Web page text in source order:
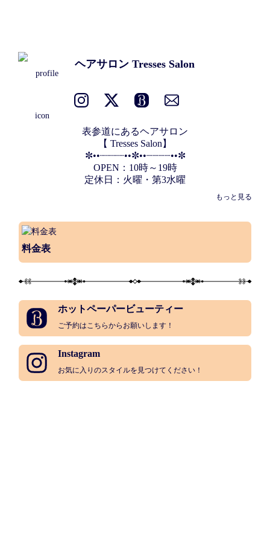
ヘアサロン Tresses Salon
表参道にあるヘアサロン
【 Tresses Salon】
✼••┈┈┈┈••✼••┈┈┈┈••✼
OPEN：10時～19時
定休日：火曜・第3水曜
もっと見る
料金表
ホットペーパービューティー
ご予約はこちらからお願いします！
Instagram
お気に入りのスタイルを見つけてください！